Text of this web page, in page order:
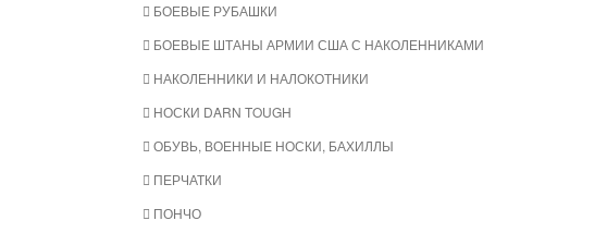
БОЕВЫЕ РУБАШКИ
БОЕВЫЕ ШТАНЫ АРМИИ США С НАКОЛЕННИКАМИ
НАКОЛЕННИКИ И НАЛОКОТНИКИ
НОСКИ DARN TOUGH
ОБУВЬ, ВОЕННЫЕ НОСКИ, БАХИЛЛЫ
ПЕРЧАТКИ
ПОНЧО